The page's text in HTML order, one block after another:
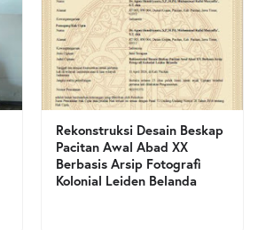
Rekonstruksi Desain Beskap
Pacitan Awal Abad XX
Berbasis Arsip Fotografi
Kolonial Leiden Belanda